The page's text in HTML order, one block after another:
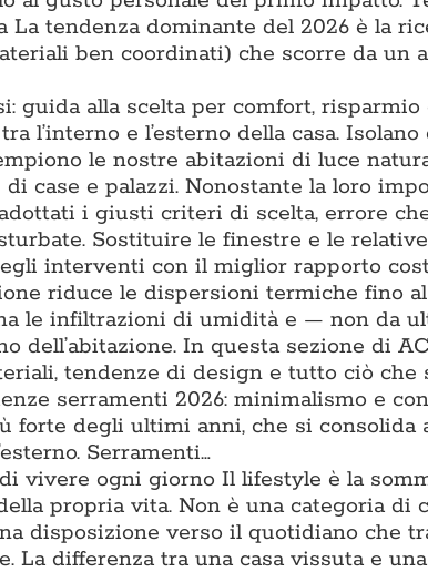
tendenza dominante del 2026 è la
ben coordinati) che scorre da un
guida alla scelta per comfort,
l’interno e l’esterno della casa.
le nostre abitazioni di luce
case e palazzi. Nonostante la loro
i giusti criteri di scelta, errore
Sostituire le finestre e le
interventi con il miglior rapporto
riduce le dispersioni termiche fino al
le infiltrazioni di umidità e — non da
dell’abitazione. In questa sezione di
tendenze di design e tutto ciò che
serramenti 2026: minimalismo e
forte degli ultimi anni, che si consolida
Serramenti…
vivere ogni giorno Il lifestyle è la
propria vita. Non è una categoria di
disposizione verso il quotidiano che
differenza tra una casa vissuta e